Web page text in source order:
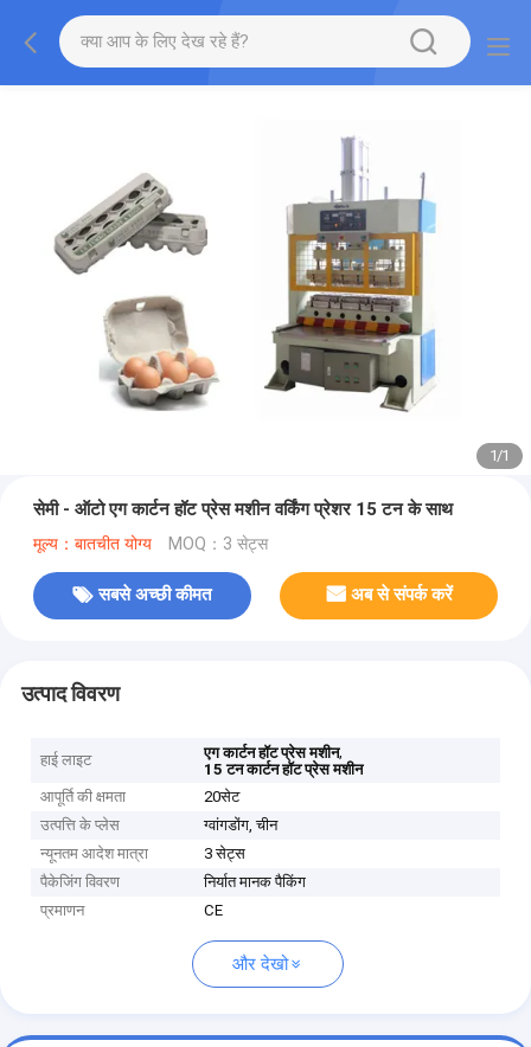
1/1
सेमी - ऑटो एग कार्टन हॉट प्रेस मशीन वर्किंग प्रेशर 15 टन के साथ
मूल्य：बातचीत योग्य MOQ：3 सेट्स
सबसे अच्छी कीमत अब से संपर्क करें
उत्पाद विवरण
हाई लाइट एग कार्टन हॉट प्रेस मशीन,
15 टन कार्टन हॉट प्रेस मशीन
आपूर्ति की क्षमता
20सेट
उत्पत्ति के प्लेस
ग्वांगडोंग, चीन
न्यूनतम आदेश मात्रा
3 सेट्स
पैकेजिंग विवरण
निर्यात मानक पैकिंग
प्रमाणन
CE
और देखो